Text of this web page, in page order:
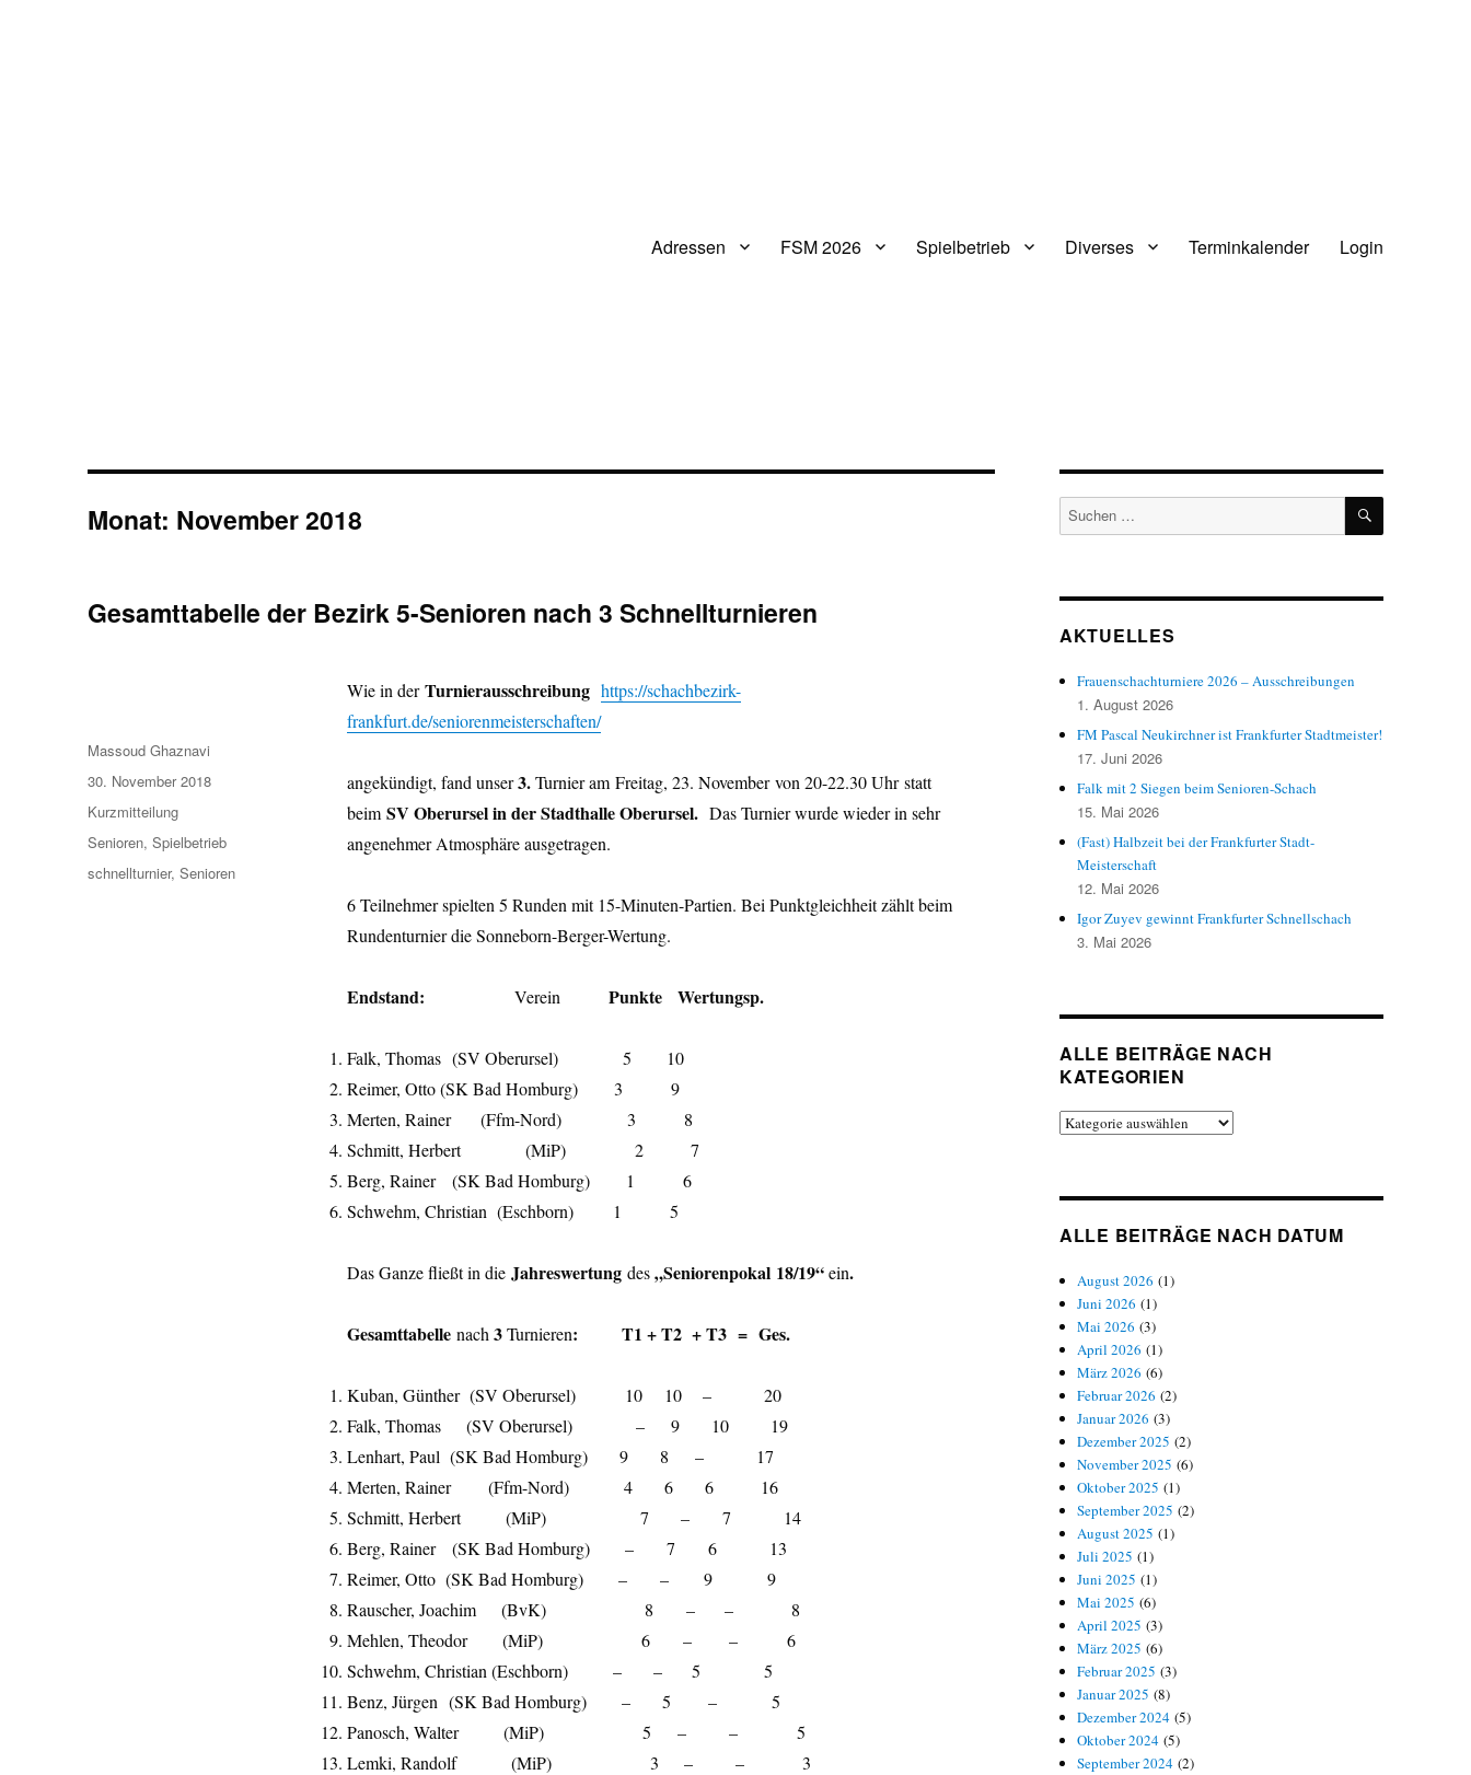
Adressen FSM 2026 Spielbetrieb Diverses Terminkalender Login
Monat: November 2018
Gesamttabelle der Bezirk 5-Senioren nach 3 Schnellturnieren
Wie in derTurnierausschreibung https://schachbezirk-
frankfurt.de/seniorenmeisterschaften/
angekündigt, fand unser3.Turnier am Freitag, 23. November von 20-22.30 Uhr statt
beim SV Oberurselin der Stadthalle Oberursel. Das Turnier wurde wieder in sehr
angenehmer Atmosphäre ausgetragen.
6 Teilnehmer spielten 5 Runden mit 15-Minuten-Partien. Bei Punktgleichheit zählt beim
Rundenturnier die Sonneborn-Berger-Wertung.
Endstand: VereinPunkte Wertungsp.
Falk, Thomas (SV Oberursel) 5 10
Reimer, Otto (SK Bad Homburg) 3 9
Merten, Rainer (Ffm-Nord) 3 8
Schmitt, Herbert (MiP) 2 7
Berg, Rainer (SK Bad Homburg) 1 6
Schwehm, Christian (Eschborn) 1 5
Das Ganze fließt in die Jahreswertungdes„Seniorenpokal 18/19“ein.
Gesamttabellenach 3Turnieren: T1 + T2 + T3 = Ges.
Kuban, Günther (SV Oberursel) 10 10 – 20
Falk, Thomas (SV Oberursel) – 9 10 19
Lenhart, Paul (SK Bad Homburg) 9 8 – 17
Merten, Rainer (Ffm-Nord) 4 6 6 16
Schmitt, Herbert (MiP) 7 – 7 14
Berg, Rainer (SK Bad Homburg) – 7 6 13
Reimer, Otto (SK Bad Homburg) – – 9 9
Rauscher, Joachim (BvK) 8 – – 8
Mehlen, Theodor (MiP) 6 – – 6
Schwehm, Christian (Eschborn) – – 5 5
Benz, Jürgen (SK Bad Homburg) – 5 – 5
Panosch, Walter (MiP) 5 – – 5
Lemki, Randolf (MiP) 3 – – 3
Autor
Massoud Ghaznavi
Veröffentlicht
am
30. November 2018
Format
Kurzmitteilung
Kategorien
Senioren,Spielbetrieb
Schlagwörter
schnellturnier,Senioren
Suchen
nach:
SUCHEN
AKTUELLES
Frauenschachturniere 2026 – Ausschreibungen
1. August 2026
FM Pascal Neukirchner ist Frankfurter Stadtmeister!
17. Juni 2026
Falk mit 2 Siegen beim Senioren-Schach
15. Mai 2026
(Fast) Halbzeit bei der Frankfurter Stadt-
Meisterschaft
12. Mai 2026
Igor Zuyev gewinnt Frankfurter Schnellschach
3. Mai 2026
ALLE BEITRÄGE NACH
KATEGORIEN
Alle
ALLE BEITRÄGE NACH DATUM
August 2026 (1)
Juni 2026 (1)
Mai 2026 (3)
April 2026 (1)
März 2026 (6)
Februar 2026 (2)
Januar 2026 (3)
Dezember 2025 (2)
November 2025 (6)
Oktober 2025 (1)
September 2025 (2)
August 2025 (1)
Juli 2025 (1)
Juni 2025 (1)
Mai 2025 (6)
April 2025 (3)
März 2025 (6)
Februar 2025 (3)
Januar 2025 (8)
Dezember 2024 (5)
Oktober 2024 (5)
September 2024 (2)